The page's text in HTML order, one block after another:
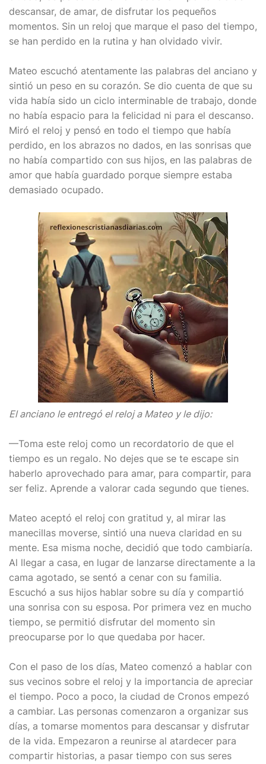
descansar, de amar, de disfrutar los pequeños
momentos. Sin un reloj que marque el paso del tiempo,
se han perdido en la rutina y han olvidado vivir.
Mateo escuchó atentamente las palabras del anciano y
sintió un peso en su corazón. Se dio cuenta de que su
vida había sido un ciclo interminable de trabajo, donde
no había espacio para la felicidad ni para el descanso.
Miró el reloj y pensó en todo el tiempo que había
perdido, en los abrazos no dados, en las sonrisas que
no había compartido con sus hijos, en las palabras de
amor que había guardado porque siempre estaba
demasiado ocupado.
El anciano le entregó el reloj a Mateo y le dijo:
—Toma este reloj como un recordatorio de que el
tiempo es un regalo. No dejes que se te escape sin
haberlo aprovechado para amar, para compartir, para
ser feliz. Aprende a valorar cada segundo que tienes.
Mateo aceptó el reloj con gratitud y, al mirar las
manecillas moverse, sintió una nueva claridad en su
mente. Esa misma noche, decidió que todo cambiaría.
Al llegar a casa, en lugar de lanzarse directamente a la
cama agotado, se sentó a cenar con su familia.
Escuchó a sus hijos hablar sobre su día y compartió
una sonrisa con su esposa. Por primera vez en mucho
tiempo, se permitió disfrutar del momento sin
preocuparse por lo que quedaba por hacer.
Con el paso de los días, Mateo comenzó a hablar con
sus vecinos sobre el reloj y la importancia de apreciar
el tiempo. Poco a poco, la ciudad de Cronos empezó
a cambiar. Las personas comenzaron a organizar sus
días, a tomarse momentos para descansar y disfrutar
de la vida. Empezaron a reunirse al atardecer para
compartir historias, a pasar tiempo con sus seres